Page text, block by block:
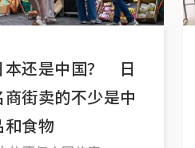
本还是中国？ 日
商街卖的不少是中
和食物